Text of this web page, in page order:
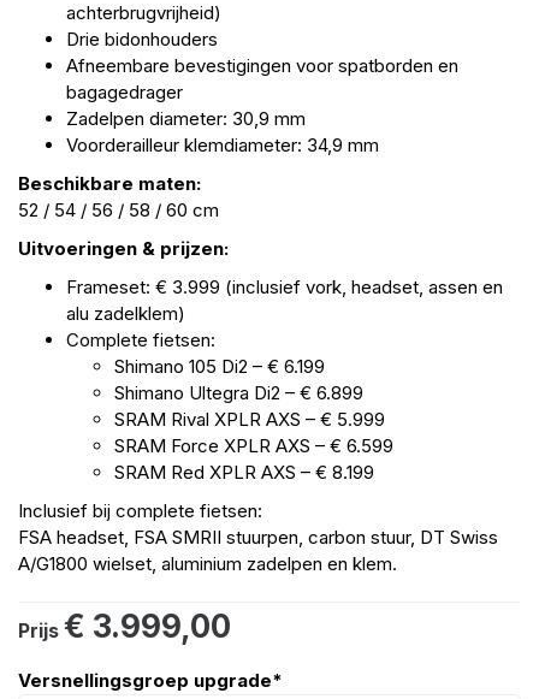
achterbrugvrijheid)
Drie bidonhouders
Afneembare bevestigingen voor spatborden en
bagagedrager
Zadelpen diameter: 30,9 mm
Voorderailleur klemdiameter: 34,9 mm
Beschikbare maten:
52 / 54 / 56 / 58 / 60 cm
Uitvoeringen & prijzen:
Frameset: € 3.999 (inclusief vork, headset, assen en
alu zadelklem)
Complete fietsen:
Shimano 105 Di2 – € 6.199
Shimano Ultegra Di2 – € 6.899
SRAM Rival XPLR AXS – € 5.999
SRAM Force XPLR AXS – € 6.599
SRAM Red XPLR AXS – € 8.199
Inclusief bij complete fietsen:
FSA headset, FSA SMRII stuurpen, carbon stuur, DT Swiss
A/G1800 wielset, aluminium zadelpen en klem.
Prijs € 3.999,00
Versnellingsgroep upgrade*